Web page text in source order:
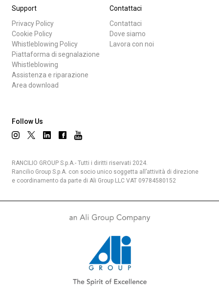
Support
Privacy Policy
Cookie Policy
Whistleblowing Policy
Piattaforma di segnalazione
Whistleblowing
Assistenza e riparazione
Area download
Contattaci
Contattaci
Dove siamo
Lavora con noi
Follow Us
RANCILIO GROUP S.p.A.- Tutti i diritti riservati 2024.
Rancilio Group S.p.A. con socio unico soggetta all’attività di direzione
e coordinamento da parte di Ali Group LLC VAT 09784580152